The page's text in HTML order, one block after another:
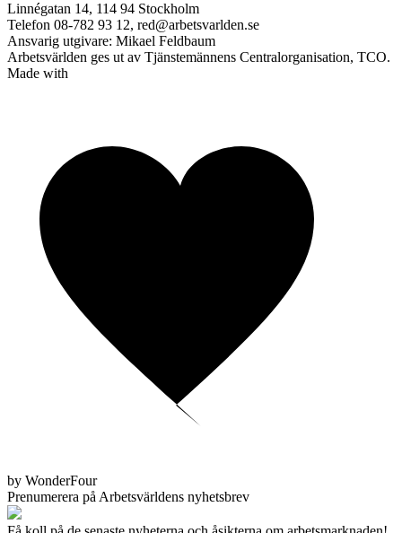
Linnégatan 14, 114 94 Stockholm
Telefon 08-782 93 12, red@arbetsvarlden.se
Ansvarig utgivare: Mikael Feldbaum
Arbetsvärlden ges ut av Tjänstemännens Centralorganisation, TCO.
Made with
by WonderFour
Prenumerera på Arbetsvärldens nyhetsbrev